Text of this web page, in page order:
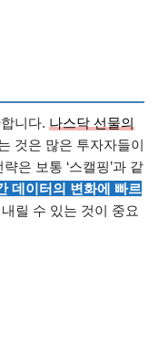
니다. 나스닥 선물의
것은 많은 투자자들이
은 보통 ‘스캘핑’과 같
데이터의 변화에 빠르
릴 수 있는 것이 중요